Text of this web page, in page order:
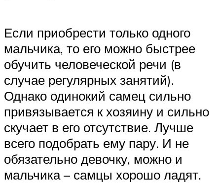
Если приобрести только одного
мальчика, то его можно быстрее
обучить человеческой речи (в
случае регулярных занятий).
Однако одинокий самец сильно
привязывается к хозяину и сильно
скучает в его отсутствие. Лучше
всего подобрать ему пару. И не
обязательно девочку, можно и
мальчика – самцы хорошо ладят.